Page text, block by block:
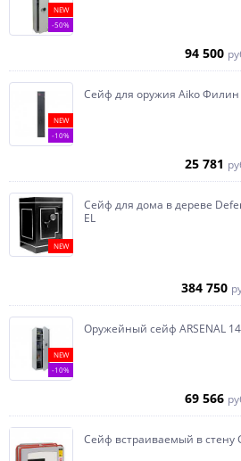
NEW
-50%
94 500
NEW
-10%
Сейф для оружия Aiko Филин
25 781
NEW
Сейф для дома в дереве
EL
384 750
NEW
-10%
Оружейный сейф ARSENAL
69 566
Сейф встраиваемый в стену